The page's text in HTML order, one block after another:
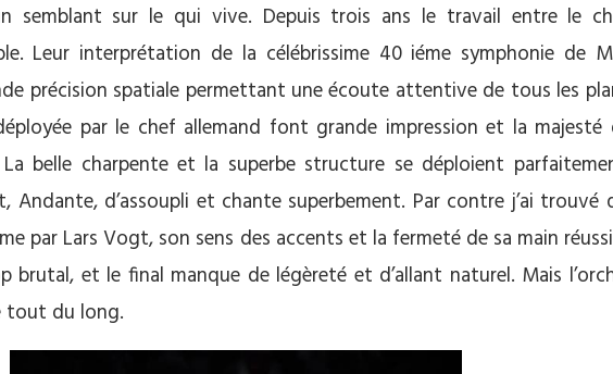
semblant sur le qui vive. Depuis trois ans le travail entre le
Leur interprétation de la célébrissime 40 iéme symphonie de
précision spatiale permettant une écoute attentive de tous les
par le chef allemand font grande impression et la majesté
belle charpente et la superbe structure se déploient
Andante, d’assoupli et chante superbement. Par contre j’ai trouvé
par Lars Vogt, son sens des accents et la fermeté de sa main
brutal, et le final manque de légèreté et d’allant naturel. Mais
tout du long.